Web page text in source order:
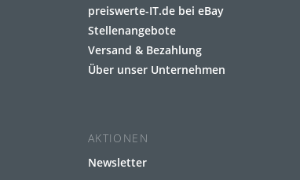
preiswerte-IT.de bei eBay
Stellenangebote
Versand & Bezahlung
Über unser Unternehmen
AKTIONEN
Newsletter